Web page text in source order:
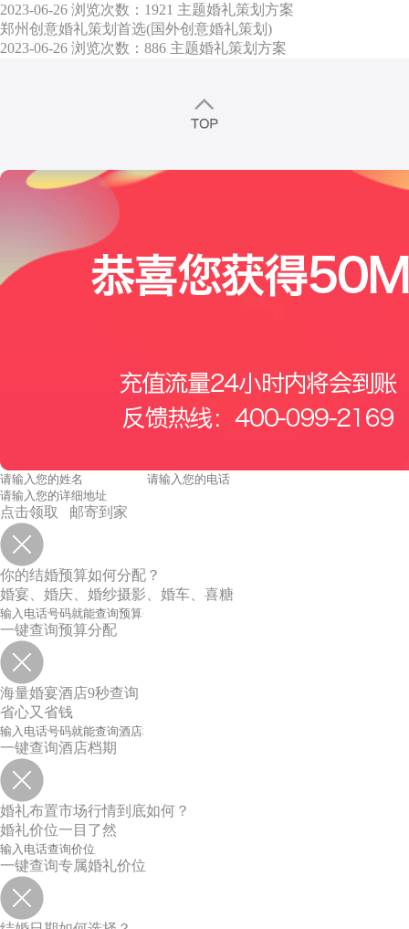
2023-06-26 浏览次数：1921 主题婚礼策划方案
郑州创意婚礼策划首选(国外创意婚礼策划)
2023-06-26 浏览次数：886 主题婚礼策划方案
点击领取 邮寄到家
你的结婚预算如何分配？
婚宴、婚庆、婚纱摄影、婚车、喜糖
一键查询预算分配
海量婚宴酒店9秒查询
省心又省钱
一键查询酒店档期
婚礼布置市场行情到底如何？
婚礼价位一目了然
一键查询专属婚礼价位